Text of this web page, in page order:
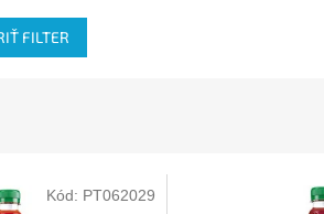
FILTER
Kód: PT062029